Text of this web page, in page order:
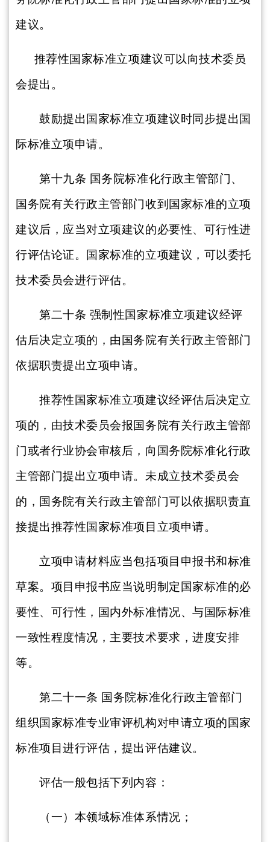
建议。
推荐性国家标准立项建议可以向技术委员
会提出。
鼓励提出国家标准立项建议时同步提出国
际标准立项申请。
第十九条 国务院标准化行政主管部门、
国务院有关行政主管部门收到国家标准的立项
建议后，应当对立项建议的必要性、可行性进
行评估论证。国家标准的立项建议，可以委托
技术委员会进行评估。
第二十条 强制性国家标准立项建议经评
估后决定立项的，由国务院有关行政主管部门
依据职责提出立项申请。
推荐性国家标准立项建议经评估后决定立
项的，由技术委员会报国务院有关行政主管部
门或者行业协会审核后，向国务院标准化行政
主管部门提出立项申请。未成立技术委员会
的，国务院有关行政主管部门可以依据职责直
接提出推荐性国家标准项目立项申请。
立项申请材料应当包括项目申报书和标准
草案。项目申报书应当说明制定国家标准的必
要性、可行性，国内外标准情况、与国际标准
一致性程度情况，主要技术要求，进度安排
等。
第二十一条 国务院标准化行政主管部门
组织国家标准专业审评机构对申请立项的国家
标准项目进行评估，提出评估建议。
评估一般包括下列内容：
（一）本领域标准体系情况；